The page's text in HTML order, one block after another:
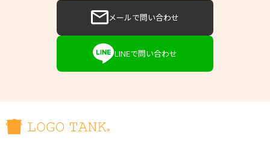
メールで問い合わせ
LINEで問い合わせ